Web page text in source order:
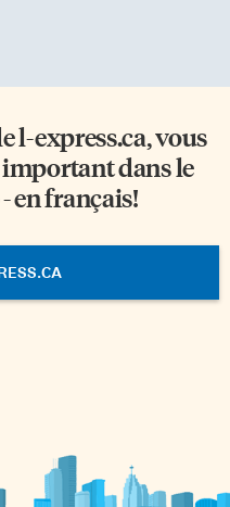
l-express.ca, vous
dans le
en français!